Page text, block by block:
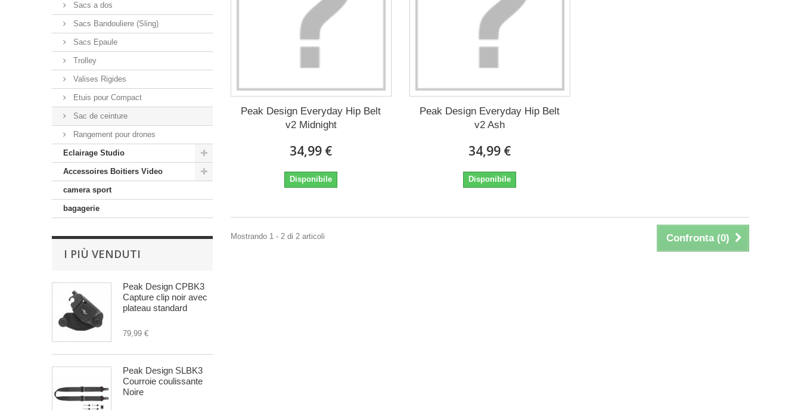
Sacs a dos
Sacs Bandouliere (Sling)
Sacs Epaule
Trolley
Valises Rigides
Etuis pour Compact
Sac de ceinture
Rangement pour drones
Eclairage Studio
Accessoires Boitiers Video
camera sport
bagagerie
I PIÙ VENDUTI
Peak Design CPBK3
Capture clip noir avec
plateau standard
79,99 €
Peak Design SLBK3
Courroie coulissante
Noire
Peak Design Everyday Hip Belt
v2 Midnight
34,99 €
Disponibile
Peak Design Everyday Hip Belt
v2 Ash
34,99 €
Disponibile
Confronta (0)
Mostrando 1 - 2 di 2 articoli